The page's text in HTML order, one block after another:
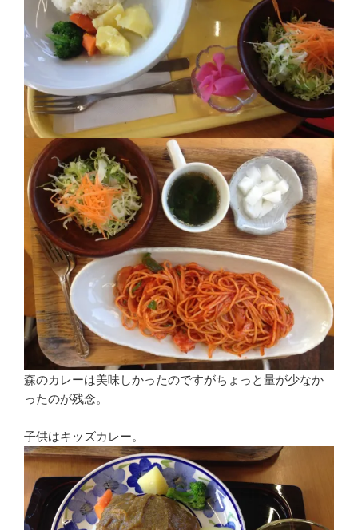
森のカレーは美味しかったのですがちょっと量が少なか
ったのが残念。
子供はキッズカレー。